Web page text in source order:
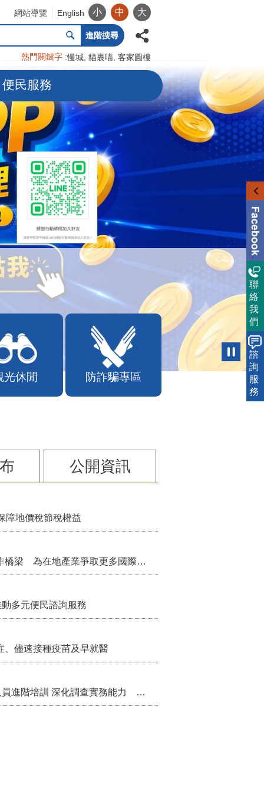
網站導覽 English 小 中 大
進階搜尋
熱門關鍵字 慢城 貓裏喵 客家圓樓
便民服務
光休閒 防詐騙專區
公開資訊
障地價稅節稅權益
把握國際交流契機 苗栗縣政府搭建海外合作橋梁 為在地產業爭取更多國際市場機會
多元便民諮詢服務
、儘速接種疫苗及早就醫
苗栗縣辦理115年度校園性別事件調查專業人員進階培訓 深化調查實務能力 持續打造安全友善校園
聯
絡
我
們
諮
詢
服
務